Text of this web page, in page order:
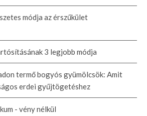
módja az érszűkület
3 legjobb módja
termő bogyós gyümölcsök: Amit
erdei gyűjtögetéshez
- vény nélkül